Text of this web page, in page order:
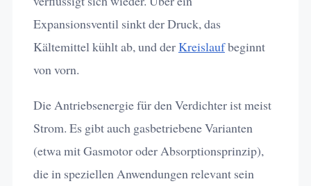
Expansionsventil sinkt der Druck, das
Kältemittel kühlt ab, und derKreislaufbeginnt
von vorn.
Die Antriebsenergie für den Verdichter ist meist
Strom. Es gibt auch gasbetriebene Varianten
(etwa mit Gasmotor oder Absorptionsprinzip),
die in speziellen Anwendungen relevant sein